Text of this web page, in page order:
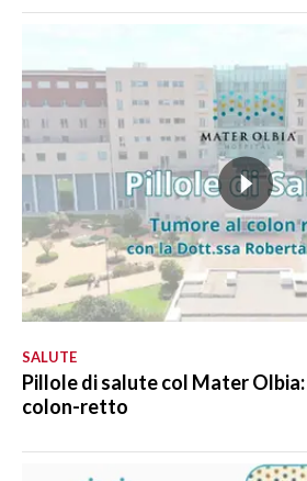
SALUTE
Pillole di salute col Mater
colon-retto